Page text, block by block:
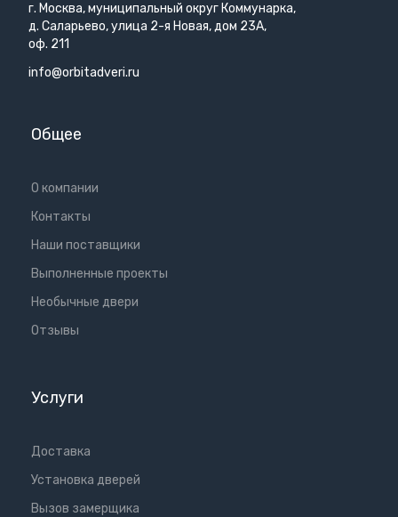
г. Москва, муниципальный округ Коммунарка,
д. Саларьево, улица 2-я Новая, дом 23А,
оф. 211
info@orbitadveri.ru
Общее
О компании
Контакты
Наши поставщики
Выполненные проекты
Необычные двери
Отзывы
Услуги
Доставка
Установка дверей
Вызов замерщика